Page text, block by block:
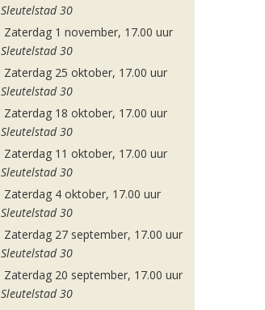
Sleutelstad 30
Zaterdag 1 november, 17.00 uur
Sleutelstad 30
Zaterdag 25 oktober, 17.00 uur
Sleutelstad 30
Zaterdag 18 oktober, 17.00 uur
Sleutelstad 30
Zaterdag 11 oktober, 17.00 uur
Sleutelstad 30
Zaterdag 4 oktober, 17.00 uur
Sleutelstad 30
Zaterdag 27 september, 17.00 uur
Sleutelstad 30
Zaterdag 20 september, 17.00 uur
Sleutelstad 30